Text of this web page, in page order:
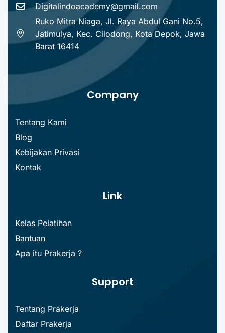
Digitalindoacademy@gmail.com
Ruko Mitra Niaga, Jl. Raya Abdul Gani No.5,
Jatimulya, Kec. Cilodong, Kota Depok, Jawa
Barat 16414
Company
Tentang Kami
Blog
Kebijakan Privasi
Kontak
Link
Kelas Pelatihan
Bantuan
Apa itu Prakerja ?
Support
Tentang Prakerja
Daftar Prakerja